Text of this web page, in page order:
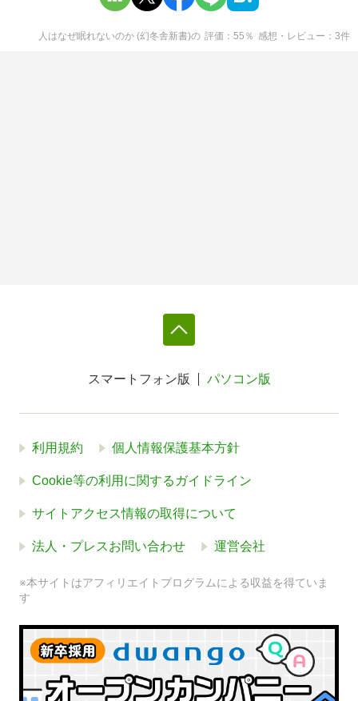
人はなぜ眠れないのか (幻冬舎新書)の 評価 55 ％ 感想・レビュー 3件
スマートフォン版 パソコン版
利用規約 個人情報保護基本方針
Cookie等の利用に関するガイドライン
サイトアクセス情報の取得について
法人・プレスお問い合わせ 運営会社
※本サイトはアフィリエイトプログラムによる収益を得ていま
す